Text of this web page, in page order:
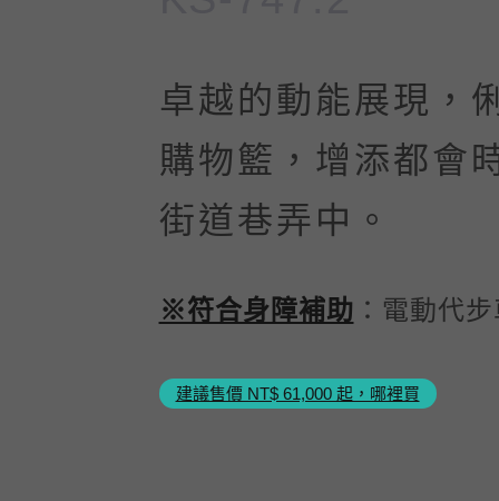
卓越的動能展現，
購物籃，增添都會
街道巷弄中。
※符合身障補助 ：電動代步
建議售價 NT$ 61,000 起，哪裡買